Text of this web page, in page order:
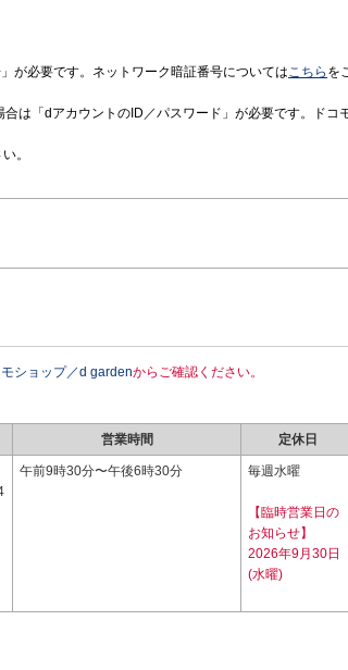
が必要です。ネットワーク暗証番号についてはこちら を
は「dアカウントのID／パスワード」が必要です。ドコ
。
モショップ／d gardenからご確認ください。
営業時間 定休日
午前9時30分〜午後6時30分 毎週水曜
【臨時営業日の
お知らせ】
2026年9月30日
(水曜)